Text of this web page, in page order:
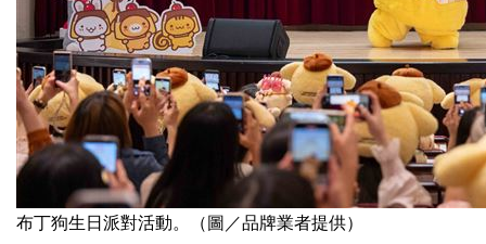
布丁狗生日派對活動。（圖／品牌業者提供）